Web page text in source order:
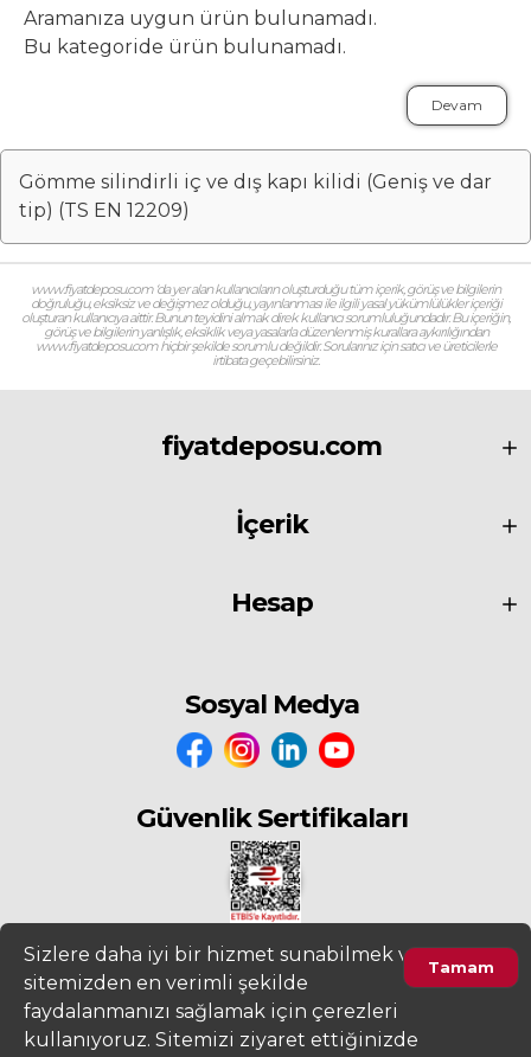
Aramanıza uygun ürün bulunamadı.
Bu kategoride ürün bulunamadı.
Devam
Gömme silindirli iç ve dış kapı kilidi (Geniş ve dar
tip) (TS EN 12209)
www.fiyatdeposu.com ‘da yer alan kullanıcıların oluşturduğu tüm içerik, görüş ve bilgilerin
doğruluğu, eksiksiz ve değişmez olduğu, yayınlanması ile ilgili yasal yükümlülükler içeriği
oluşturan kullanıcıya aittir. Bunun teyidini almak direk kullanıcı sorumluluğundadır. Bu içeriğin,
görüş ve bilgilerin yanlışlık, eksiklik veya yasalarla düzenlenmiş kurallara aykırılığından
www.fiyatdeposu.com hiçbir şekilde sorumlu değildir. Sorularınız için satıcı ve üreticilerle
irtibata geçebilirsiniz.
fiyatdeposu.com
İçerik
Hesap
Sosyal Medya
Güvenlik Sertifikaları
2022 www.fiyatdeposu.com
Altera Bilgi Teknolojileri LTD. ŞTİ. Her
Hakkı Saklıdır.
Tamam
Sizlere daha iyi bir hizmet sunabilmek ve
sitemizden en verimli şekilde
faydalanmanızı sağlamak için çerezleri
kullanıyoruz. Sitemizi ziyaret ettiğinizde